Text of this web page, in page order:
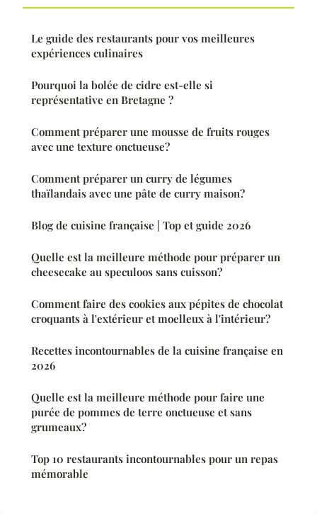
Le guide des restaurants pour vos meilleures
expériences culinaires
Pourquoi la bolée de cidre est-elle si
représentative en Bretagne ?
Comment préparer une mousse de fruits rouges
avec une texture onctueuse?
Comment préparer un curry de légumes
thaïlandais avec une pâte de curry maison?
Blog de cuisine française | Top et guide 2026
Quelle est la meilleure méthode pour préparer un
cheesecake au speculoos sans cuisson?
Comment faire des cookies aux pépites de chocolat
croquants à l'extérieur et moelleux à l'intérieur?
Recettes incontournables de la cuisine française en
2026
Quelle est la meilleure méthode pour faire une
purée de pommes de terre onctueuse et sans
grumeaux?
Top 10 restaurants incontournables pour un repas
mémorable